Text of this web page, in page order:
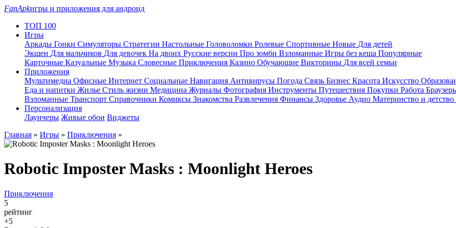
FanApkигры и приложения для андроид
ТОП 100
Игры
Аркады Гонки Симуляторы Стратегии Настольные Головоломки Ролевые Спортивные Новые Для детей
Экшен Для мальчиков Для девочек На двоих Русские версии Про зомби Взломанные Игры без кеша Популярные
Карточные Казуальные Музыка Словесные Приключения Казино Обучающие Викторины Для всей семьи
Приложения
Мультимедиа Офисные Интернет Социальные Навигация Антивирусы Погода Связь Бизнес Красота Искусство
Еда и напитки Жилье Стиль жизни Медицина Журналы Фотография Инструменты Путешествия Покупки Работа
Взломанные Транспорт Справочники Комиксы Знакомства Развлечения Финансы Здоровье Аудио Материнство и детство
Персонализация
Лаунчеры Живые обои Виджеты
Главная » Игры » Приключения »
Robotic Imposter Masks : Moonlight Heroes
Приключения
5
рейтинг
+5